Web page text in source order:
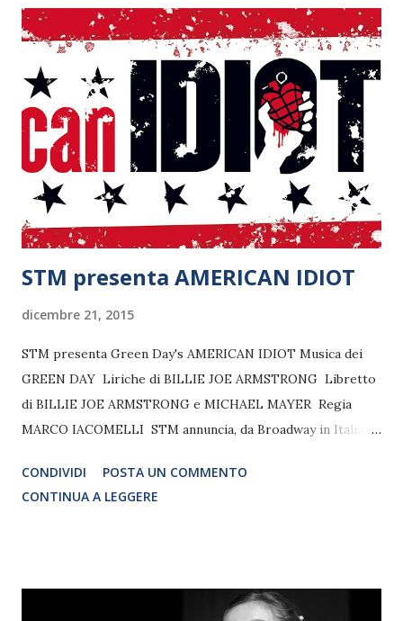
calendario con numerosi appuntamenti già annunciati, a cui
si aggiungono una doppia data a Padova il 20 febbraio e una
tripla tappa a Milano, dove i Capitani Coraggiosi si
fermeranno il 23, 24 e 25 febbraio. Una serie di nuovi
favolosi concerti, per tre ore di straordinaria musica dal
vivo e 50 memorabili titoli del repertorio italiano degli
ultimi cinquant'anni, eseguiti con un supergruppo ...
STM presenta AMERICAN IDIOT
dicembre 21, 2015
STM presenta Green Day's AMERICAN IDIOT Musica dei
GREEN DAY Liriche di BILLIE JOE ARMSTRONG Libretto
di BILLIE JOE ARMSTRONG e MICHAEL MAYER Regia
MARCO IACOMELLI STM annuncia, da Broadway in Italia,
vincitrice di due Tony Award®. Lo spettacolo porta in
scena la musica dei Green Day con le liriche del suo
un posto nel mondo dopo gli eventi dell'11 settembre.
CONDIVIDI
POSTA UN COMMENTO
CONTINUA A LEGGERE